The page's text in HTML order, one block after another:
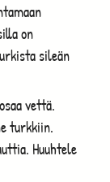
on
sileän
vettä.
turkkiin.
Huuhtele